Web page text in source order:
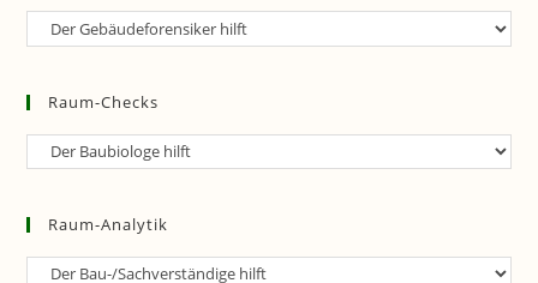
Raum-
Raum-Checks
Raum-
Raum-Analytik
Raum-